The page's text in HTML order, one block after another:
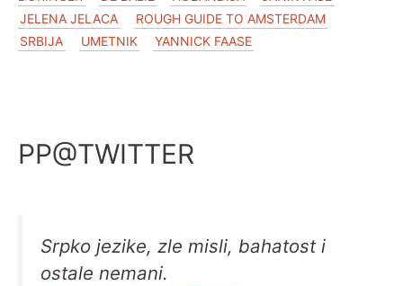
JELENA JELACA
ROUGH GUIDE TO AMSTERDAM
SRBIJA
UMETNIK YANNICK FAASE
PP@TWITTER
Srpko jezike, zle misli, bahatost i
ostale nemani.